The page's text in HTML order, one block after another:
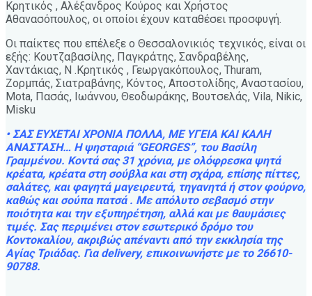
Κρητικός , Αλέξανδρος Κούρος και Χρήστος
Αθανασόπουλος, οι οποίοι έχουν καταθέσει προσφυγή.
Οι παίκτες που επέλεξε ο Θεσσαλονικιός τεχνικός, είναι οι
εξής: Κουτζαβασίλης, Παγκράτης, Σανδραβέλης,
Χαντάκιας, Ν .Κρητικός , Γεωργακόπουλος, Thuram,
Ζορμπάς, Σιατραβάνης, Κόντος, Αποστολίδης, Αναστασίου,
Mota, Πασάς, Ιωάννου, Θεοδωράκης, Βουτσελάς, Vila, Nikic,
Misku
• ΣΑΣ ΕΥΧΕΤΑΙ ΧΡΟΝΙΑ ΠΟΛΛΑ, ΜΕ ΥΓΕΙΑ ΚΑΙ ΚΑΛΗ
ΑΝΑΣΤΑΣΗ… Η ψησταριά “GEORGES”, του Βασίλη
Γραμμένου. Κοντά σας 31 χρόνια, με ολόφρεσκα ψητά
κρέατα, κρέατα στη σούβλα και στη σχάρα, επίσης πίττες,
σαλάτες, και φαγητά μαγειρευτά, τηγανητά ή στον φούρνο,
καθώς και σούπα πατσά . Με απόλυτο σεβασμό στην
ποιότητα και την εξυπηρέτηση, αλλά και με θαυμάσιες
τιμές. Σας περιμένει στον εσωτερικό δρόμο του
Κοντοκαλίου, ακριβώς απέναντι από την εκκλησία της
Αγίας Τριάδας. Για delivery, επικοινωνήστε με το 26610-
90788.